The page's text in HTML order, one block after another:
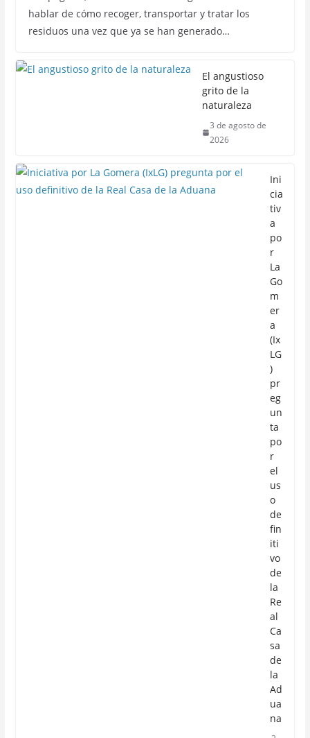
hablar de cómo recoger, transportar y tratar los
residuos una vez que ya se han generado…
El angustioso
grito de la
naturaleza
3 de agosto de
2026
Ini
cia
tiv
a
po
r
La
Go
m
er
a
(Ix
LG
)
pr
eg
un
ta
po
r
el
us
o
de
fin
iti
vo
de
la
Re
al
Ca
sa
de
la
Ad
ua
na